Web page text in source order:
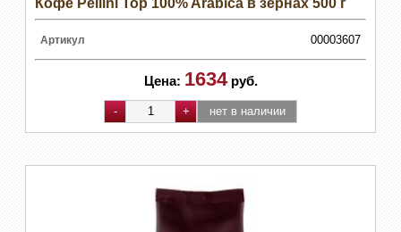
Артикул 00003607
Цена: 1634 руб.